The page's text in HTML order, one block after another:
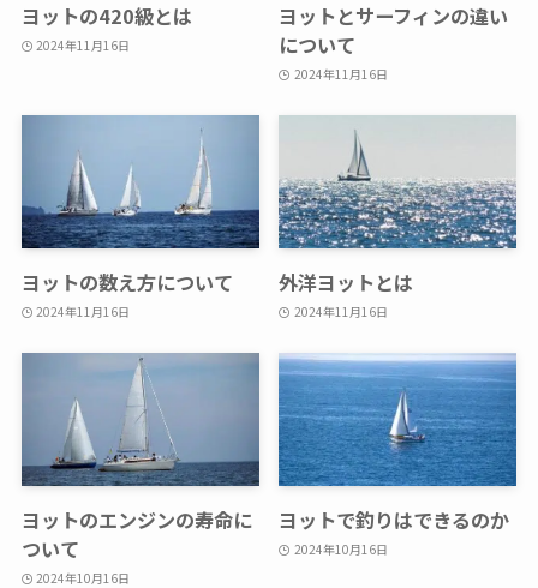
ヨットの420級とは
2024年11月16日
ヨットとサーフィンの違い
について
2024年11月16日
ヨットの数え方について
2024年11月16日
外洋ヨットとは
2024年11月16日
ヨットのエンジンの寿命に
ついて
2024年10月16日
ヨットで釣りはできるのか
2024年10月16日